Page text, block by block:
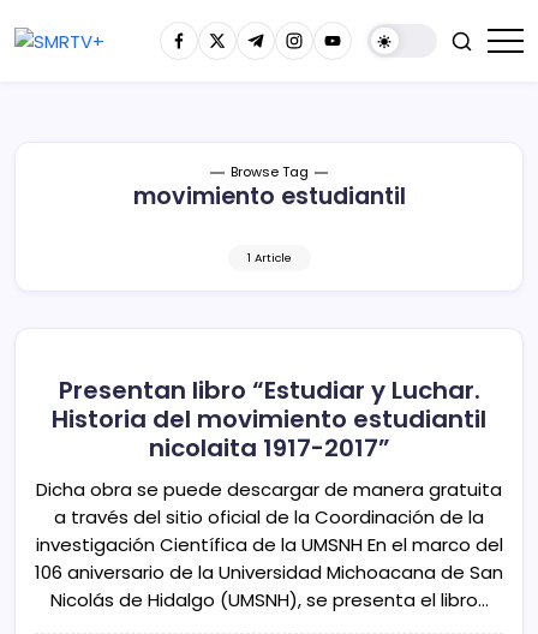
Browse Tag
movimiento estudiantil
1 Article
Presentan libro “Estudiar y Luchar.
Historia del movimiento estudiantil
nicolaita 1917-2017”
Dicha obra se puede descargar de manera gratuita
a través del sitio oficial de la Coordinación de la
investigación Científica de la UMSNH En el marco del
106 aniversario de la Universidad Michoacana de San
Nicolás de Hidalgo (UMSNH), se presenta el libro…